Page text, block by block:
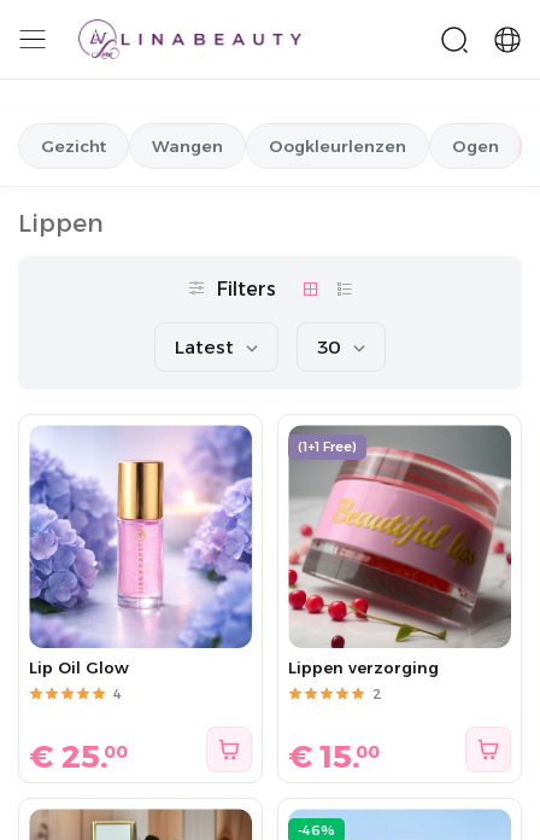
Gezicht Wangen Oogkleurlenzen Ogen
Lippen
Filters
Latest 30
Lip Oil Glow
4
€ 25.00
(1+1 Free)
Lippen verzorging
2
€15.00
-46%